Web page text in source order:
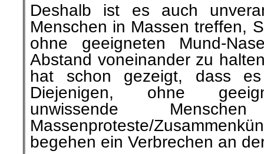
Deshalb ist es auch
Menschen in Massen treffen,
ohne geeigneten Mund-
Abstand voneinander zu
hat schon gezeigt, dass
Diejenigen, ohne
unwissende
Massenproteste/
begehen ein Verbrechen an